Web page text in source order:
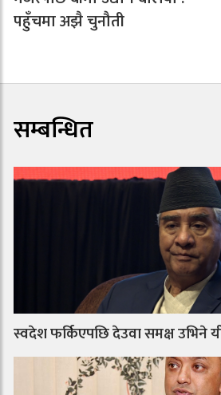
पहुँचमा अझै चुनौती
सम्बन्धित
स्वदेश फर्किएपछि देउवा समक्ष उभिने यी